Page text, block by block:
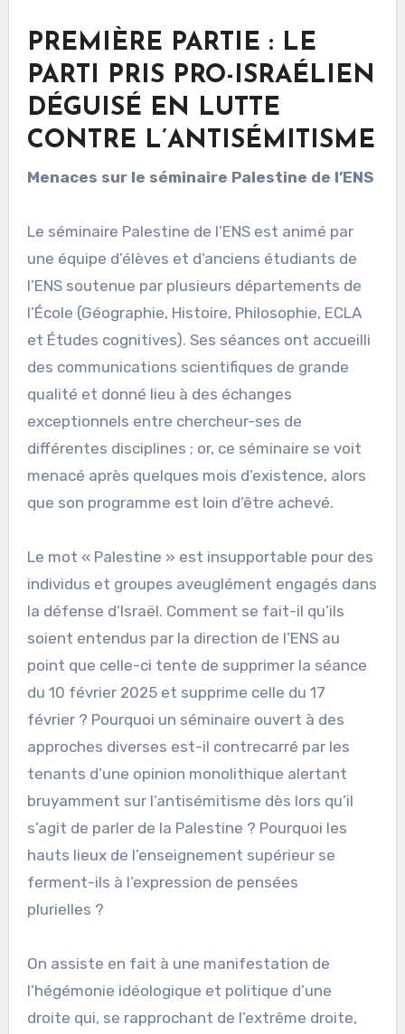
PREMIÈRE PARTIE : LE
PARTI PRIS PRO-ISRAÉLIEN
DÉGUISÉ EN LUTTE
CONTRE L’ANTISÉMITISME
Menaces sur le séminaire Palestine de l’ENS
Le séminaire Palestine de l’ENS est animé par
une équipe d’élèves et d’anciens étudiants de
l’ENS soutenue par plusieurs départements de
l’École (Géographie, Histoire, Philosophie, ECLA
et Études cognitives). Ses séances ont accueilli
des communications scientifiques de grande
qualité et donné lieu à des échanges
exceptionnels entre chercheur-ses de
différentes disciplines ; or, ce séminaire se voit
menacé après quelques mois d’existence, alors
que son programme est loin d’être achevé.
Le mot « Palestine » est insupportable pour des
individus et groupes aveuglément engagés dans
la défense d’Israël. Comment se fait-il qu’ils
soient entendus par la direction de l’ENS au
point que celle-ci tente de supprimer la séance
du 10 février 2025 et supprime celle du 17
février ? Pourquoi un séminaire ouvert à des
approches diverses est-il contrecarré par les
tenants d’une opinion monolithique alertant
bruyamment sur l’antisémitisme dès lors qu’il
s’agit de parler de la Palestine ? Pourquoi les
hauts lieux de l’enseignement supérieur se
ferment-ils à l’expression de pensées
plurielles ?
On assiste en fait à une manifestation de
l’hégémonie idéologique et politique d’une
droite qui, se rapprochant de l’extrême droite,